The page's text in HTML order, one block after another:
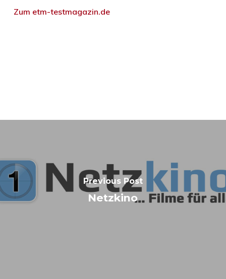
Zum etm-testmagazin.de
Previous Post
Netzkino